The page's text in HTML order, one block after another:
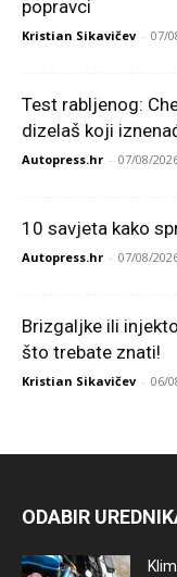
popravci
Kristian Sikavičev - 07/
Test rabljenog:
dizelaš koji
Autopress.hr - 07/08/
10 savjeta kako
Autopress.hr - 07/08/
Brizgaljke ili
što trebate znati!
Kristian Sikavičev - 06/
ODABIR